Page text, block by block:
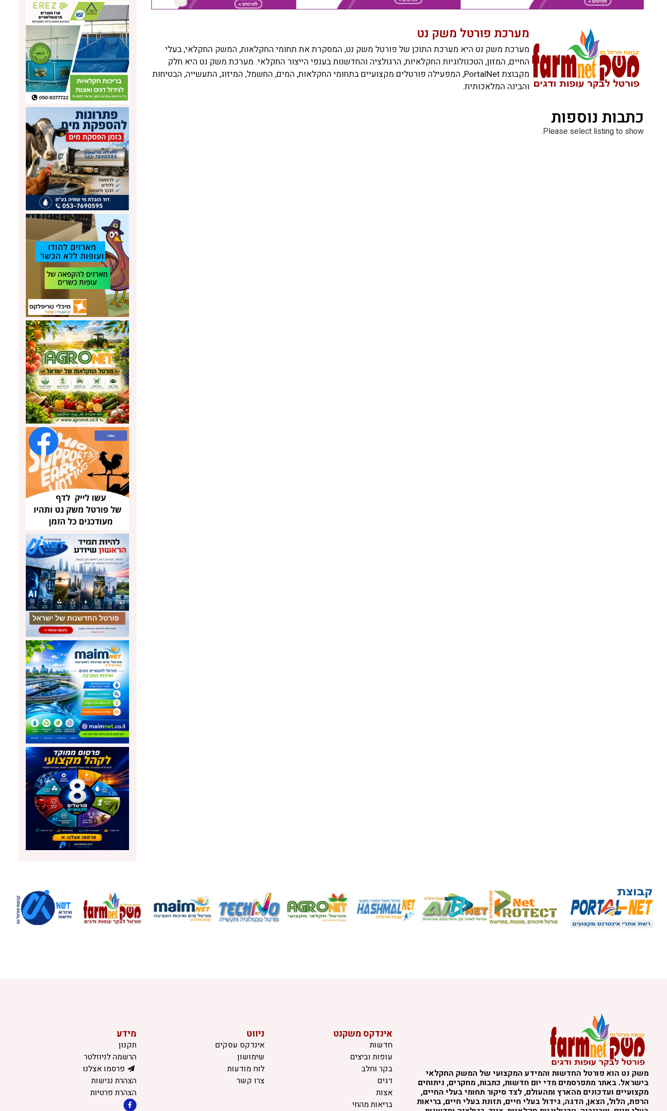
מערכת פורטל משק נט
מערכת משק נט היא מערכת התוכן של פורטל משק נט, המסקרת את תחומי החקלאות, המשק החקלאי, בעלי
החיים, המזון, הטכנולוגיות החקלאיות, הרגולציה והחדשנות בענפי הייצור החקלאי. מערכת משק נט היא חלק
מקבוצת PortalNet, המפעילה פורטלים מקצועיים בתחומי החקלאות, המים, החשמל, המיזוג, התעשייה, הבטיחות
והבינה המלאכותית.
כתבות נוספות
Please select listing to show.
משק נט הוא פורטל החדשות והמידע המקצועי של המשק החקלאי
בישראל. באתר מתפרסמים מדי יום חדשות, כתבות, מחקרים, ניתוחים
מקצועיים ועדכונים מהארץ ומהעולם, לצד סיקור תחומי בעלי החיים,
הרפת, הלול, הצאן, הדגה, גידול בעלי חיים, תזונת בעלי חיים, בריאות
אינדקס משקנט
חדשות
עופות וביצים
בקר וחלב
דגים
אצות
בריאות מהחי
ניווט
אינדקס עסקים
שימושון
לוח מודעות
צרו קשר
מידע
תקנון
הרשמה לניוזלטר
פרסמו אצלנו
הצהרת נגישות
הצהרת פרטיות